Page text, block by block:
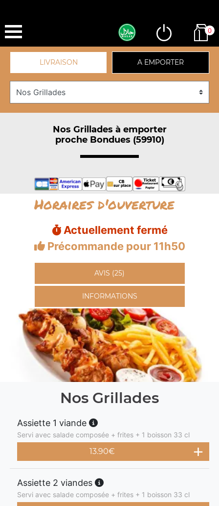
0
LIVRAISON A EMPORTER
Nos Grillades à emporter
proche Bondues (59910)
Horaires d'ouverture
Actuellement fermé
Précommande pour 11h50
AVIS (25)
INFORMATIONS
Nos Grillades
Assiette 1 viande
Servi avec salade composée + frites + 1 boisson 33 cl
13.90€
Assiette 2 viandes
Servi avec salade composée + frites + 1 boisson 33 cl